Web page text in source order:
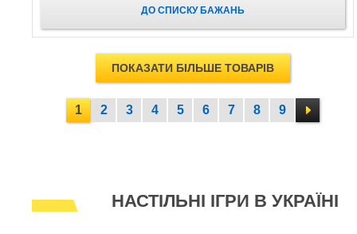
ДО СПИСКУ БАЖАНЬ
ПОКАЗАТИ БІЛЬШЕ ТОВАРІВ
1 2 3 4 5 6 7 8 9
НАСТІЛЬНІ ІГРИ В УКРАЇНІ